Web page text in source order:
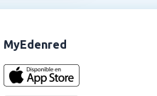
MyEdenred